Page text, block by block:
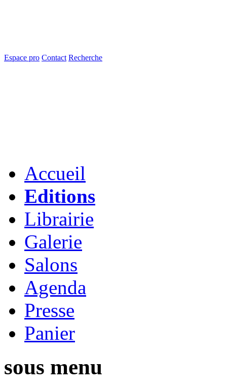
Espace pro Contact Recherche
Accueil
Editions
Librairie
Galerie
Salons
Agenda
Presse
Panier
sous menu